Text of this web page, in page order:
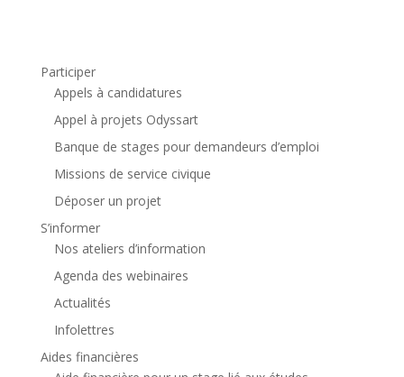
Participer
Appels à candidatures
Appel à projets Odyssart
Banque de stages pour demandeurs d’emploi
Missions de service civique
Déposer un projet
S’informer
Nos ateliers d’information
Agenda des webinaires
Actualités
Infolettres
Aides financières